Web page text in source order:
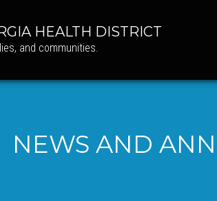
HEALTH DISTRICT
and communities.
NEWS AND